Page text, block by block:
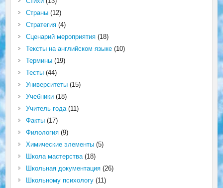
Страны(12)
Стратегия(4)
Сценарий мероприятия(18)
Тексты на английском языке(10)
Термины(19)
Тесты(44)
Университеты(15)
Учебники(18)
Учитель года(11)
Факты(17)
Филология(9)
Химические элементы(5)
Школа мастерства(18)
Школьная документация(26)
Школьному психологу(11)